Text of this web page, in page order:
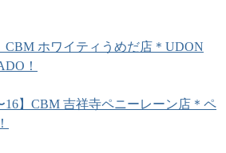
CBM ホワイティうめだ店＊UDON
！
16】CBM 吉祥寺ペニーレーン店＊ペ